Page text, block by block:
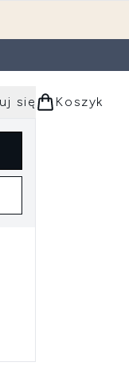
się Koszyk